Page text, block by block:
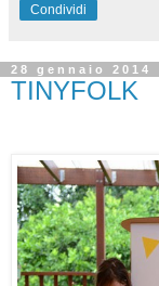
Condividi
28 gennaio 2014
TINYFOLK